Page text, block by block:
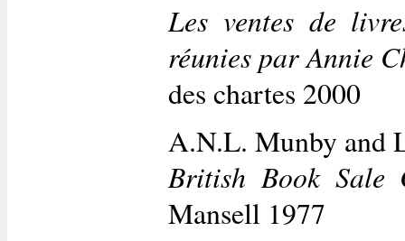
Les ventes de
réunies par Annie
des chartes 2000
A.N.L. Munby and
British Book Sale
Mansell 1977